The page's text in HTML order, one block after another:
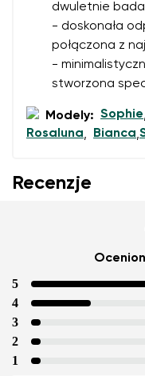
dwuletnie
- doskonała
połączona z
-
stworzona
Modely: Sophie
Rosaluna, Bianca,
Recenzje
5
4
3
2
1